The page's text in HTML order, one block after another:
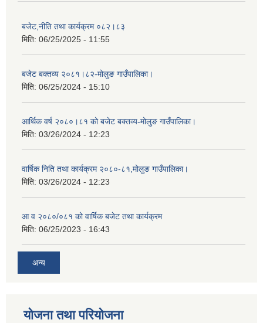
बजेट,नीति तथा कार्यक्रम ०८२।८३
मिति: 06/25/2025 - 11:55
बजेट बक्तव्य २०८१।८२-मोलुङ गाउँपालिका।
मिति: 06/25/2024 - 15:10
आर्थिक वर्ष २०८०।८१ को बजेट बक्तव्य-मोलुङ गाउँपालिका।
मिति: 03/26/2024 - 12:23
वार्षिक निति तथा कार्यक्रम २०८०-८१,मोलुङ गाउँपालिका।
मिति: 03/26/2024 - 12:23
आ व २०८०/०८१ को वार्षिक बजेट तथा कार्यक्रम
मिति: 06/25/2023 - 16:43
अन्य
योजना तथा परियोजना